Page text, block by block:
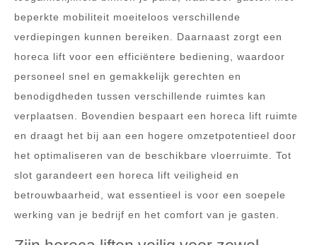
beperkte mobiliteit moeiteloos verschillende
verdiepingen kunnen bereiken. Daarnaast zorgt een
horeca lift voor een efficiëntere bediening, waardoor
personeel snel en gemakkelijk gerechten en
benodigdheden tussen verschillende ruimtes kan
verplaatsen. Bovendien bespaart een horeca lift ruimte
en draagt het bij aan een hogere omzetpotentieel door
het optimaliseren van de beschikbare vloerruimte. Tot
slot garandeert een horeca lift veiligheid en
betrouwbaarheid, wat essentieel is voor een soepele
werking van je bedrijf en het comfort van je gasten.